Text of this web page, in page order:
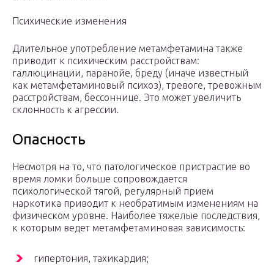
Психические изменения
Длительное употребление метамфетамина также
приводит к психическим расстройствам:
галлюцинации, паранойе, бреду (иначе известный
как метамфетаминовый психоз), тревоге, тревожным
расстройствам, бессоннице. Это может увеличить
склонность к агрессии.
Опасность
Несмотря на то, что патологическое пристрастие во
время ломки больше сопровождается
психологической тягой, регулярный прием
наркотика приводит к необратимым изменениям на
физическом уровне. Наиболее тяжелые последствия,
к которым ведет метамфетаминовая зависимость:
гипертония, тахикардия;